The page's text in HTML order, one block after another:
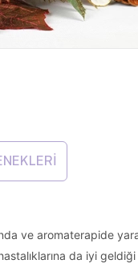
ve aromaterapide
da iyi